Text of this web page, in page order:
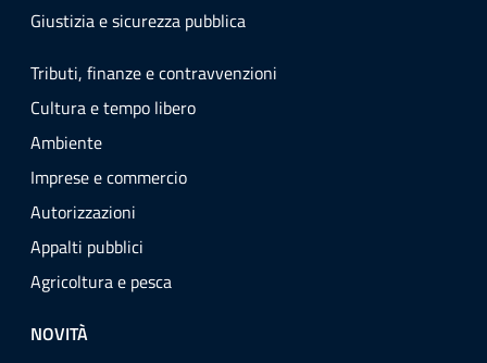
Giustizia e sicurezza pubblica
Tributi, finanze e contravvenzioni
Cultura e tempo libero
Ambiente
Imprese e commercio
Autorizzazioni
Appalti pubblici
Agricoltura e pesca
NOVITÀ